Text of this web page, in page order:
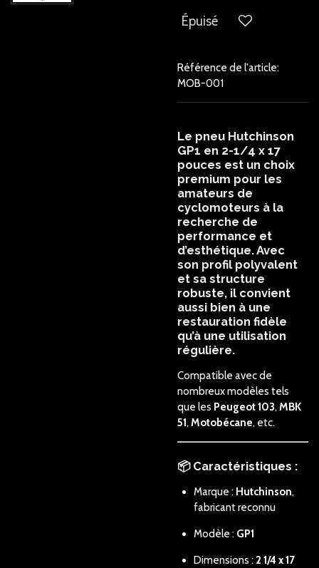
Épuisé
Référence de l'article:
MOB-001
Le pneu Hutchinson
GP1 en 2-1/4 x 17
pouces est un choix
premium pour les
amateurs de
cyclomoteurs à la
recherche de
performance et
d’esthétique. Avec
son profil polyvalent
et sa structure
robuste, il convient
aussi bien à une
restauration fidèle
qu’à une utilisation
régulière.
Compatible avec de
nombreux modèles tels
que les Peugeot 103, MBK
51, Motobécane, etc.
📦 Caractéristiques :
Marque : Hutchinson,
fabricant reconnu
Modèle : GP1
Dimensions :2 1/4 x 17